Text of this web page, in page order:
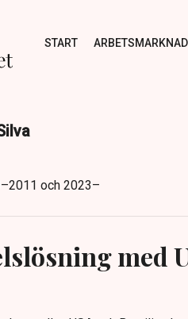
START ARBETSMARKNAD
och 2023–
med